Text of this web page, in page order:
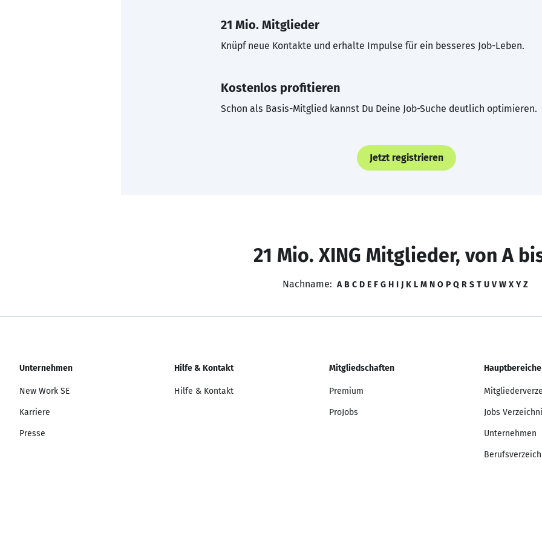
21 Mio. Mitglieder
Knüpf neue Kontakte und erhalte Impulse für ein besseres Job-Leben.
Kostenlos profitieren
Schon als Basis-Mitglied kannst Du Deine Job-Suche deutlich optimieren.
Jetzt registrieren
21 Mio. XING Mitglieder, von A
Nachname: A B C D E F G H I J K L M N O P Q R S T U V W X Y Z
Unternehmen
New Work SE
Karriere
Presse
Hilfe & Kontakt
Hilfe & Kontakt
Mitgliedschaften
Premium
ProJobs
Hauptbereiche
Jobs
Unternehmen